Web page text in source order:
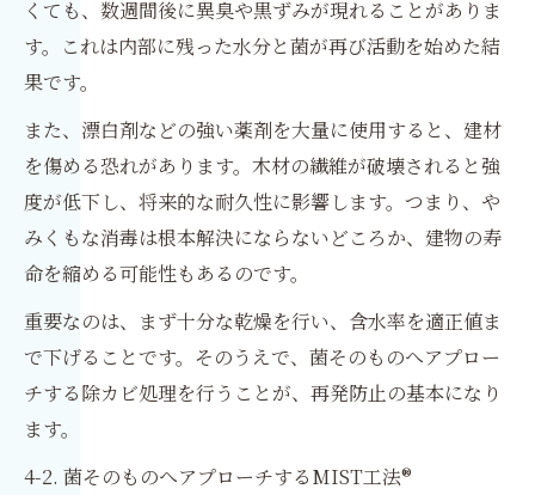
くても、数週間後に異臭や黒ずみが現れることがありま
す。これは内部に残った水分と菌が再び活動を始めた結
果です。
また、漂白剤などの強い薬剤を大量に使用すると、建材
を傷める恐れがあります。木材の繊維が破壊されると強
度が低下し、将来的な耐久性に影響します。つまり、や
みくもな消毒は根本解決にならないどころか、建物の寿
命を縮める可能性もあるのです。
重要なのは、まず十分な乾燥を行い、含水率を適正値ま
で下げることです。そのうえで、菌そのものへアプロー
チする除カビ処理を行うことが、再発防止の基本になり
ます。
4-2. 菌そのものへアプローチするMIST工法®